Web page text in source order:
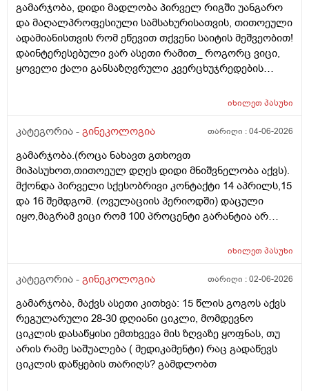
გამარჯობა, დიდი მადლობა პირველ რიგში უანგარო
და მაღალპროფესიული სამსახურისათვის, თითოეული
ადამიანისთვის რომ ეწევით თქვენი საიტის მეშვეობით!
დაინტერესებული ვარ ასეთი რამით_ როგორც ვიცი,
ყოველი ქალი განსაზღვრული კვერცხუჯრედების
თითოელისთვის, ეს რიცხვი ინდივიდუალურია? რაზეა
(ჩვილობიდან) რომელ პროცესებზე? ქალის
რომ დავუშვათ, ზოგიერთ ქალბატონს მეტი
რაოდენობა აქვთ მათ ორგანიზმში
კვერცხუჯრედებისა, დაბადების პროცესიდან და ზოგს
კი მცირე? მადლობთ!
იხილეთპასუხი
კატეგორია - გინეკოლოგია თარიღი :04-06-2026
გამარჯობა.(როცა ნახავთ გთხოვთ
მიპასუხოთ,თითოეულ დღეს დიდი მნიშვნელობა აქვს).
მქონდა პირველი სქესობრივი კონტაქტი 14 აპრილს,15
და 16 შემდგომ. (ოვულაციის პერიოდში) დაცული
იყო,მაგრამ ვიცი რომ 100 პროცენტი გარანტია არ
ვფოქრობ რადგანაც Implantation bleeding არსებობს და
ჩვეულებრივ 3-4 დღე,მაგრამ ადრე
მალევე ვირუსი შემხვდა,სიცხე,გულისრევის
შეგრძნებაც მქონდა. მალევე გავიკეთე
ტესტი,უარყოფითი იყო. ეგ უცნაური შეგრძნება
რამოდენიმე დღე მქონდა. ახლა მენტრუაციას
ველოდები,მაგრამ არ მომივიდა,შუალედი 28-32 დღე
იხილეთპასუხი
კატეგორია - გინეკოლოგია თარიღი :02-06-2026
გამარჯობა, მაქვს ასეთი კითხვა: 15 წლის გოგოს აქვს
რეგულარული 28-30 დღიანი ციკლი, მომდევნო
ციკლის დასაწყისი ემთხვევა მის ზღვაზე ყოფნას, თუ
არის რამე საშუალება ( მედიკამენტი) რაც გადაწევს
ციკლის დაწყების თარიღს? გამდლობთ